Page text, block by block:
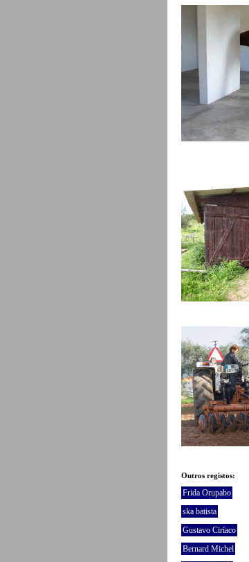
Outros registos:
Frida Orupabo
ska batista
Gustavo Ciríaco
Bernard Michel